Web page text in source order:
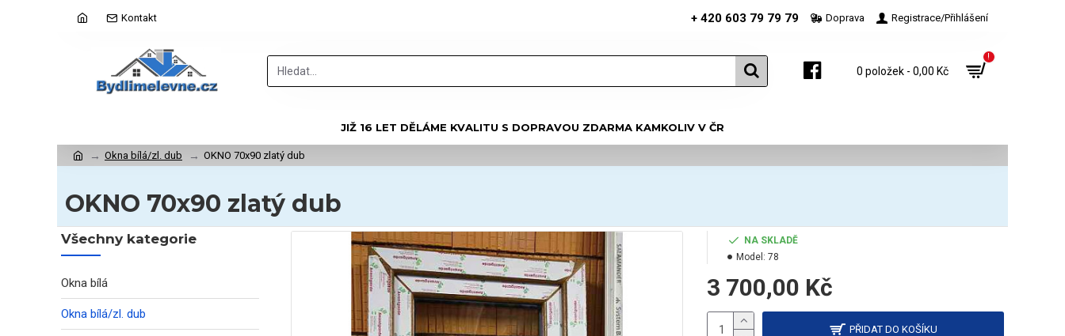
Kontakt + 420 603 79 79 79 Doprava Registrace/Přihlášení
0 položek - 0,00 Kč
!
JIŽ 16 LET DĚLÁME KVALITU S DOPRAVOU ZDARMA KAMKOLIV V ČR
Okna bílá/zl. dub OKNO 70x90 zlatý dub
OKNO 70x90 zlatý dub
Všechny kategorie
Okna bílá
Okna bílá/zl. dub
NA SKLADĚ
Model: 78
3 700,00 Kč
PŘIDAT DO KOŠÍKU